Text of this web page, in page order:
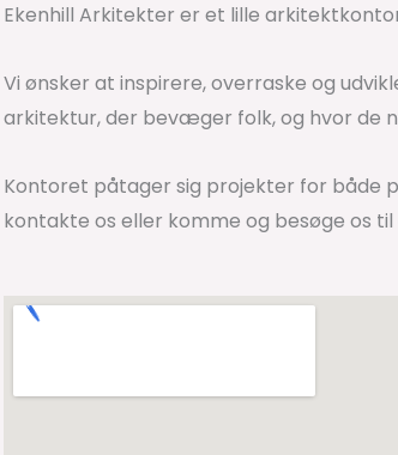
Ekenhill Arkitekter er et lille
Vi ønsker at inspirere, overraske og
arkitektur, der bevæger folk, og hvor de
Kontoret påtager sig projekter for både
kontakte os eller komme og besøge os